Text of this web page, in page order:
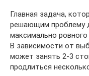
Главная задача,
решающим проблему
максимально
В зависимости от
может занять 2-3
продлиться